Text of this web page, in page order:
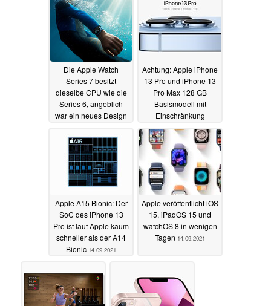
15.09.2021
Die Apple Watch
Series 7 besitzt
dieselbe CPU wie die
Series 6, angeblich
war ein neues Design
Achtung: Apple iPhone
13 Pro und iPhone 13
Pro Max 128 GB
Basismodell mit
Einschränkung
14.09.2021
Apple A15 Bionic: Der
SoC des iPhone 13
Pro ist laut Apple kaum
schneller als der A14
Bionic 14.09.2021
Apple veröffentlicht iOS
15, iPadOS 15 und
watchOS 8 in wenigen
Tagen 14.09.2021